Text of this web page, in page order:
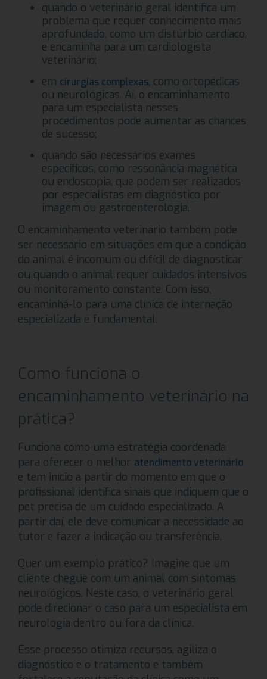
quando o veterinário geral identifica um
problema que requer conhecimento mais
aprofundado, como um distúrbio cardíaco,
e encaminha para um cardiologista
veterinário;
em cirurgias complexas, como ortopédicas
ou neurológicas. Aí, o encaminhamento
para um especialista nesses
procedimentos pode aumentar as chances
de sucesso;
quando são necessários exames
específicos, como ressonância magnética
ou endoscopia, que podem ser realizados
por especialistas em diagnóstico por
imagem ou gastroenterologia.
O encaminhamento veterinário também pode
ser necessário em situações em que a condição
do animal é incomum ou difícil de diagnosticar,
ou quando o animal requer cuidados intensivos
ou monitoramento constante. Com isso,
encaminhá-lo para uma clínica de internação
especializada é fundamental.
Como funciona o
encaminhamento veterinário na
prática?
Funciona como uma estratégia coordenada
para oferecer o melhor atendimento veterinário
e tem início a partir do momento em que o
profissional identifica sinais que indiquem que o
pet precisa de um cuidado especializado. A
partir daí, ele deve comunicar a necessidade ao
tutor e fazer a indicação ou transferência.
Quer um exemplo prático? Imagine que um
cliente chegue com um animal com sintomas
neurológicos. Neste caso, o veterinário geral
pode direcionar o caso para um especialista em
neurologia dentro ou fora da clínica.
Esse processo otimiza recursos, agiliza o
diagnóstico e o tratamento e também